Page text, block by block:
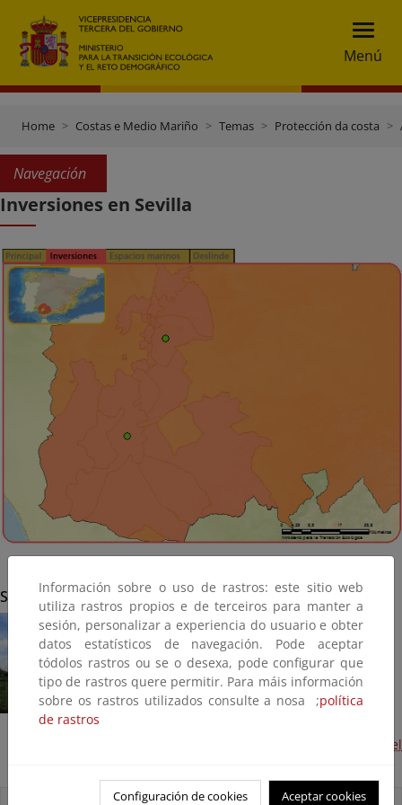
Menú
Home Costas e Medio Mariño Temas Protección da costa
Navegación
Inversiones en Sevilla
Sevilla
Sendero en la Corta de la Cartuja. Margen izquierda del
Información sobre o uso de rastros: este sitio web
utiliza rastros propios e de terceiros para manter a
sesión, personalizar a experiencia do usuario e obter
datos estatísticos de navegación. Pode aceptar
tódolos rastros ou se o desexa, pode configurar que
tipo de rastros quere permitir. Para máis información
sobre os rastros utilizados consulte a nosa ;política
de rastros
Configuración de cookies Aceptar cookies